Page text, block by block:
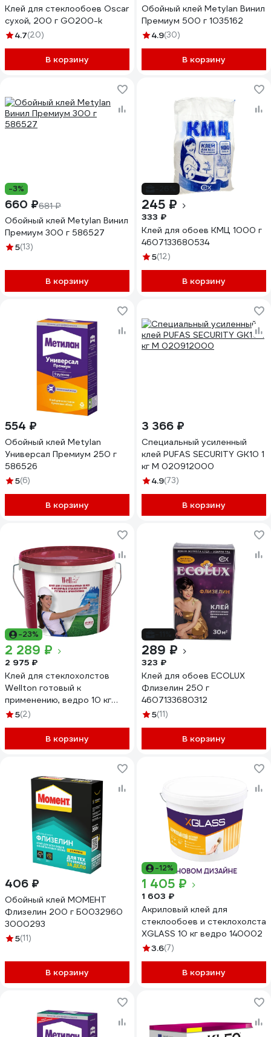
Клей для стеклообоев Oscar
сухой, 200 г GO200-k
4.7(20)
В корзину
Обойный клей Metylan Винил
Премиум 500 г 1035162
4.9(30)
В корзину
-3%
660 ₽681 ₽
Обойный клей Metylan Винил
Премиум 300 г 586527
5(13)
В корзину
245 ₽
333 ₽
Клей для обоев КМЦ 1000 г
4607133680534
5(12)
В корзину
554 ₽
Обойный клей Metylan
Универсал Премиум 250 г
586526
5(6)
В корзину
3 366 ₽
Специальный усиленный
клей PUFAS SECURITY GK10 1
кг М 020912000
4.9(73)
В корзину
-23%
2 289 ₽
2 975 ₽
Клей для стеклохолстов
Wellton готовый к
применению, ведро 10 кг
GW-10
5(2)
В корзину
289 ₽
323 ₽
Клей для обоев ECOLUX
Флизелин 250 г
4607133680312
5(11)
В корзину
406 ₽
Обойный клей МОМЕНТ
Флизелин 200 г Б0032960
3000293
5(11)
В корзину
-12%
1 405 ₽
1 603 ₽
Акриловый клей для
стеклообоев и стеклохолста
XGLASS 10 кг ведро 140002
3.6(7)
В корзину